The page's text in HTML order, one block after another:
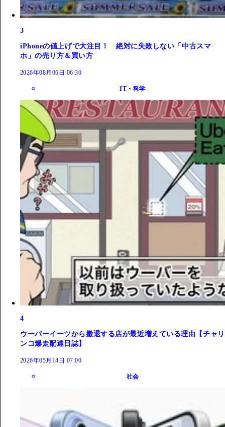
3
iPhoneの値上げで大注目！ 絶対に失敗しない「中古スマ
ホ」の売り方＆買い方
2026年08月06日 06:30
IT・科学
4
ウーバーイーツから撤退する店が最近増えている理由【チャリ
ンコ爆走配達日誌】
2026年05月14日 07:00
社会